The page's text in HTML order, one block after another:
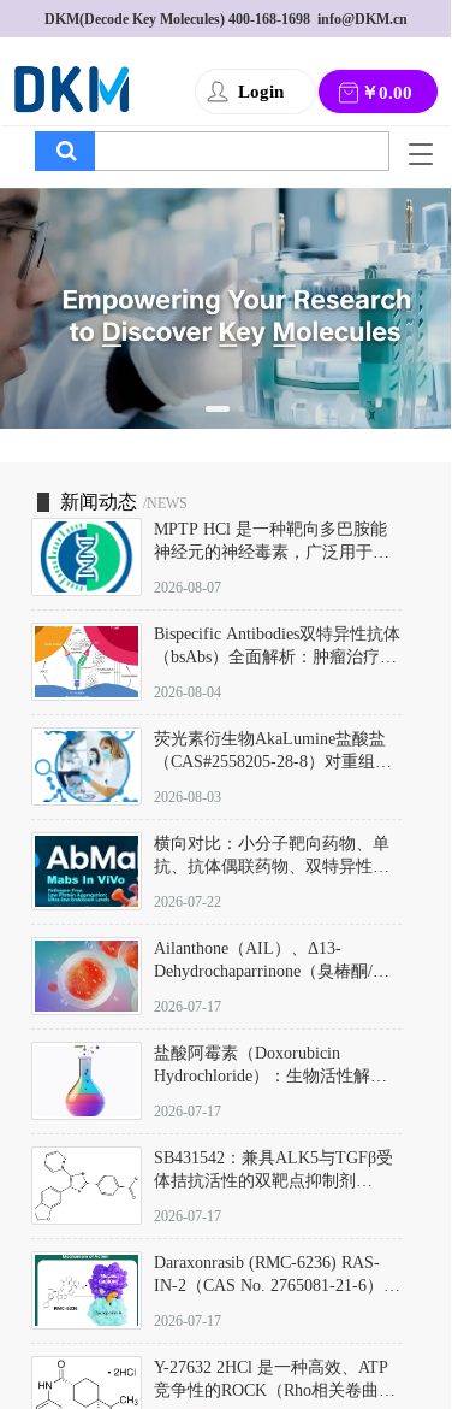
DKM(Decode Key Molecules) 400-168-1698
  info@DKM.cn
Login ￥0.00
T
g
l
e
n
a
v
i
g
a
新闻动态 /NEWS
MPTP HCl 是一种靶向多巴胺能
神经元的神经毒素，广泛用于构
以盐酸盐形式存在，可触发线粒
体介导的神经元凋亡。其经典应
用即为选择性损毁中脑黑质致密
部多巴胺能神经元，从而可靠模
拟帕金森病的核心病理与行为表
2026-08-07
Bispecific Antibodies双特异性抗体
（bsAbs）全面解析：肿瘤治疗的
2026-08-04
荧光素衍生物AkaLumine盐酸盐
（CAS#2558205-28-8）对重组萤
数（Km）为2.06 μM；其近红外
发光特性赋予优异的组织穿透能
力，大幅增强成像信噪比，从而
实现活体动物模型中极低给药剂
量下的高灵敏度、非侵入式生物
2026-08-03
横向对比：小分子靶向药物、单
抗、抗体偶联药物、双特异性抗
及应用瓶颈
2026-07-22
Ailanthone（AIL）、Δ13-
Dehydrochaparrinone（臭椿酮/臭
DKM货号 D806885
2026-07-17
盐酸阿霉素（Doxorubicin
Hydrochloride）：生物活性解
范
2026-07-17
SB431542：兼具ALK5与TGFβ受
体拮抗活性的双靶点抑制剂
D801067）
2026-07-17
Daraxonrasib (RMC-6236) RAS-
IN-2（CAS No. 2765081-21-6）：
向KRAS/NRAS/HRAS的广谱RAS
2026-07-17
Y-27632 2HCl 是一种高效、ATP
竞争性的ROCK（Rho相关卷曲螺